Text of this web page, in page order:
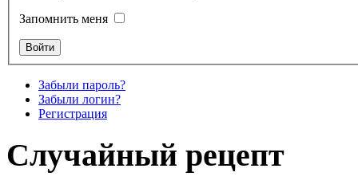
Запомнить меня
Забыли пароль?
Забыли логин?
Регистрация
Случайный рецепт